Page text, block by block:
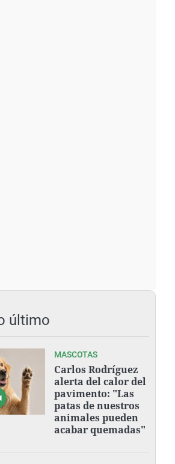
último
MASCOTAS
Carlos Rodríguez
alerta del calor del
pavimento: "Las
patas de nuestros
animales pueden
acabar quemadas"